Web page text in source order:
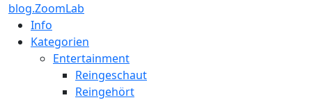
blog.ZoomLab
Info
Kategorien
Entertainment
Reingeschaut
Reingehört